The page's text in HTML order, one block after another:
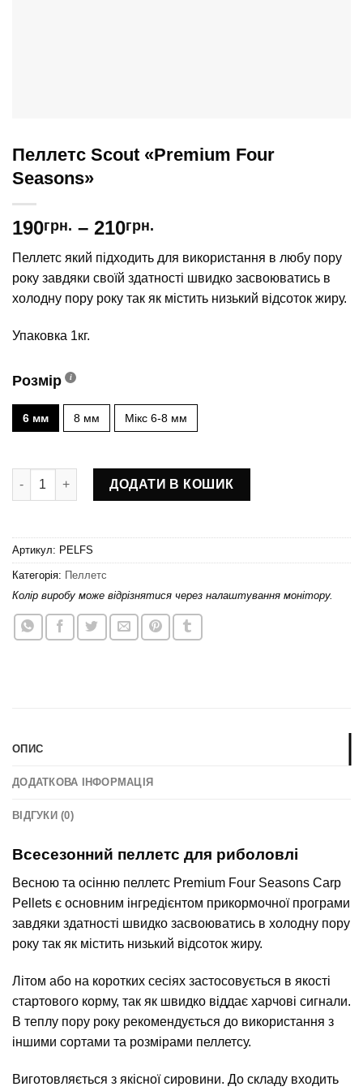
Пеллетс Scout «Premium Four
Seasons»
190грн. – 210грн.
190грн.
through
210грн.
Пеллетс який підходить для використання в любу пору
року завдяки своїй здатності швидко засвоюватись в
холодну пору року так як містить низький відсоток жиру.
Упаковка 1кг.
Розмір
6 мм 8 мм Мікс 6-8 мм
Пеллетс Scout «Premium Four Seasons» кількість
ДОДАТИ В КОШИК
Артикул: PELFS
Категорія: Пеллетс
Колір виробу може відрізнятися через налаштування монітору.
ОПИС
ДОДАТКОВА ІНФОРМАЦІЯ
ВІДГУКИ (0)
Всесезонний пеллетс для риболовлі
Весною та осінню пеллетс Premium Four Seasons Carp
Pellets є основним інгредієнтом прикормочної програми
завдяки здатності швидко засвоюватись в холодну пору
року так як містить низький відсоток жиру.
Літом або на коротких сесіях застосовується в якості
стартового корму, так як швидко віддає харчові сигнали.
В теплу пору року рекомендується до використання з
іншими сортами та розмірами пеллетсу.
Виготовляється з якісної сировини. До складу входить